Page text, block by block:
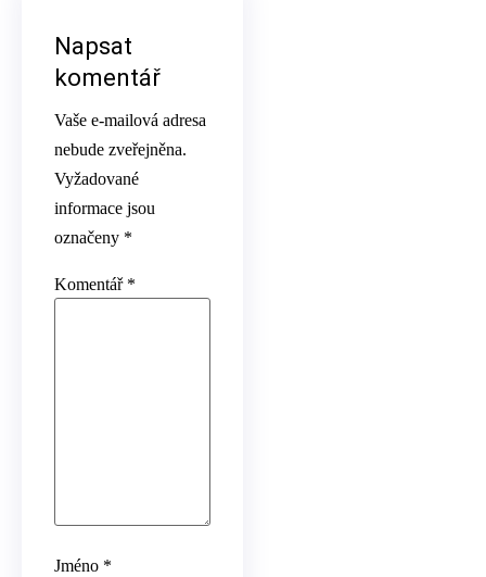
Napsat
komentář
Vaše e-mailová adresa
nebude zveřejněna.
Vyžadované
informace jsou
označeny *
Komentář *
Jméno *